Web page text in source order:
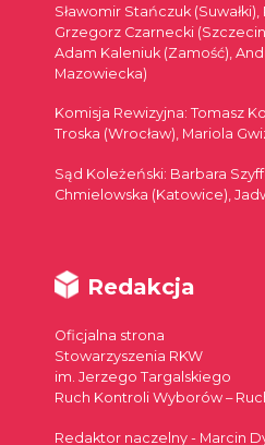
Sławomir Stańczuk (Suwałki),
Grzegorz Czarnecki
Adam Kaleniuk (Zamość),
Mazowiecka)
Komisja Rewizyjna: Tomasz
Troska (Wrocław), Mariola
Sąd Koleżeński: Barbara
Chmielowska (Katowice),
Redakcja
Oficjalna strona
Stowarzyszenia RKW
im. Jerzego Targalskiego
Ruch Kontroli Wyborów –
Redaktor naczelny - Marcin